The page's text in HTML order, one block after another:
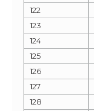
122
123
124
125
126
127
128